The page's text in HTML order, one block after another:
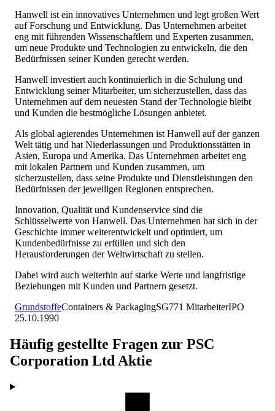
Hanwell ist ein innovatives Unternehmen und legt großen Wert
auf Forschung und Entwicklung. Das Unternehmen arbeitet
eng mit führenden Wissenschaftlern und Experten zusammen,
um neue Produkte und Technologien zu entwickeln, die den
Bedürfnissen seiner Kunden gerecht werden.
Hanwell investiert auch kontinuierlich in die Schulung und
Entwicklung seiner Mitarbeiter, um sicherzustellen, dass das
Unternehmen auf dem neuesten Stand der Technologie bleibt
und Kunden die bestmögliche Lösungen anbietet.
Als global agierendes Unternehmen ist Hanwell auf der ganzen
Welt tätig und hat Niederlassungen und Produktionsstätten in
Asien, Europa und Amerika. Das Unternehmen arbeitet eng
mit lokalen Partnern und Kunden zusammen, um
sicherzustellen, dass seine Produkte und Dienstleistungen den
Bedürfnissen der jeweiligen Regionen entsprechen.
Innovation, Qualität und Kundenservice sind die
Schlüsselwerte von Hanwell. Das Unternehmen hat sich in der
Geschichte immer weiterentwickelt und optimiert, um
Kundenbedürfnisse zu erfüllen und sich den
Herausforderungen der Weltwirtschaft zu stellen.
Dabei wird auch weiterhin auf starke Werte und langfristige
Beziehungen mit Kunden und Partnern gesetzt.
GrundstoffeContainers & PackagingSG771 MitarbeiterIPO
25.10.1990
Häufig gestellte Fragen zur PSC
Corporation Ltd Aktie